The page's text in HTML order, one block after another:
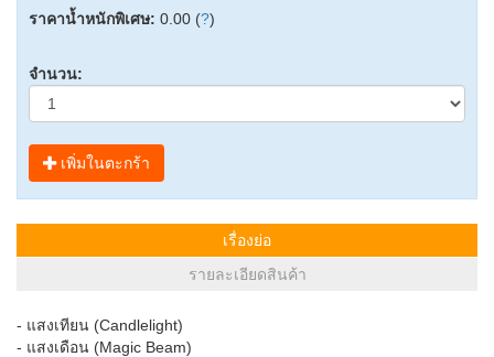
ราคาน้ำหนักพิเศษ: 0.00 (?)
จำนวน:
เพิ่มในตะกร้า
เรื่องย่อ
รายละเอียดสินค้า
- แสงเทียน (Candlelight)
- แสงเดือน (Magic Beam)